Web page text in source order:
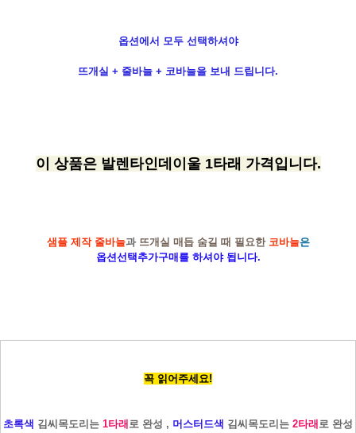
옵션에서 모두 선택하셔야
뜨개실 + 줄바늘 + 코바늘을 보내 드립니다.
이 상품은 발렌타인데이울 1타래 가격입니다.
샘플 제작 줄바늘과 뜨개실 매듭 숨길 때 필요한 코바늘은
옵션선택추가구매를 하셔야 됩니다.
꼭 읽어주세요!
초록색 김씨목도리는 1타래 로 완성 , 머스터드색 김씨목도리는 2타래 로 완성